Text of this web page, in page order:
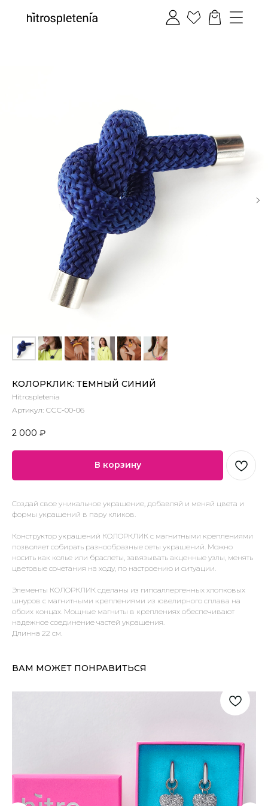
КОЛОРКЛИК: ТЕМНЫЙ СИНИЙ
Hitrospletenia
Артикул: ССС-00-06
2 000 ₽
В корзину
Создай свое уникальное украшение, добавляй и меняй цвета и
формы украшений в пару кликов.
Конструктор украшений КОЛОРКЛИК с магнитными креплениями
позволяет собирать разнообразные сеты украшений. Можно
носить как колье или браслеты, завязывать акценные узлы, менять
цветовые сочетания на ходу, по настроению и ситуации.
Элементы КОЛОРКЛИК сделаны из гипоаллергенных хлопковых
шнуров с магнитными креплениями из ювелирного сплава на
обоих концах. Мощные магниты в креплениях обеспечивают
надежное соединение частей украшения.
Длинна 22 см.
ВАМ МОЖЕТ ПОНРАВИТЬСЯ